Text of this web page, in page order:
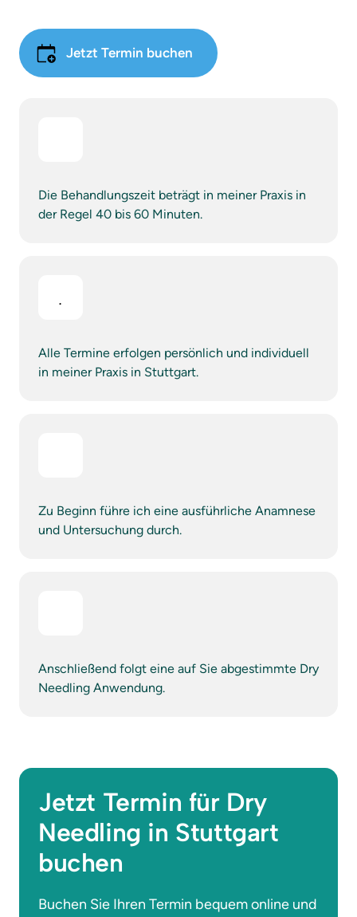
Jetzt Termin buchen
Die Behandlungszeit beträgt in meiner Praxis in
der Regel 40 bis 60 Minuten.
Alle Termine erfolgen persönlich und individuell
in meiner Praxis in Stuttgart.
Zu Beginn führe ich eine ausführliche Anamnese
und Untersuchung durch.
Anschließend folgt eine auf Sie abgestimmte Dry
Needling Anwendung.
Jetzt Termin für Dry
Needling in Stuttgart
buchen
Buchen Sie Ihren Termin bequem online und